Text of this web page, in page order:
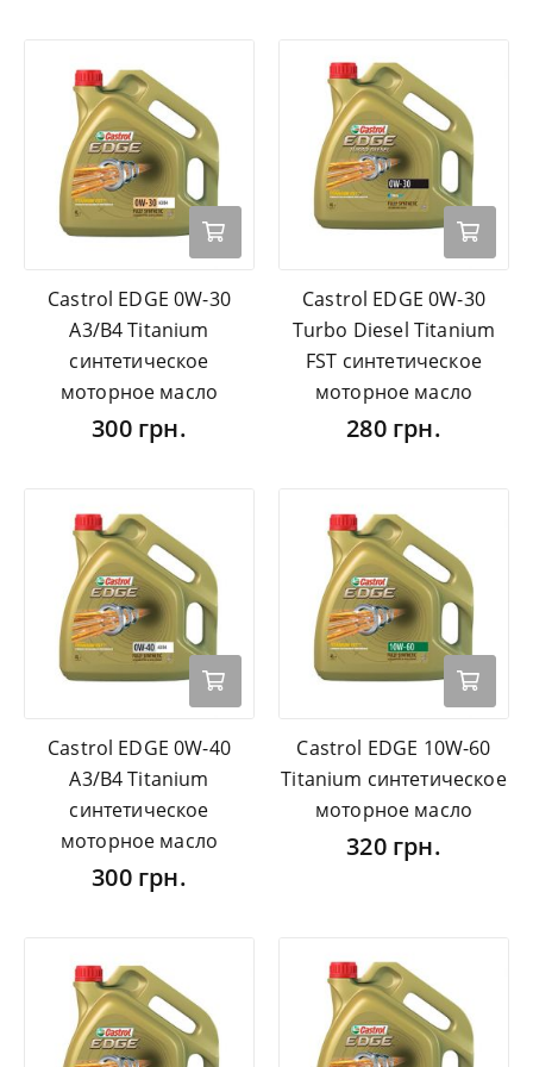
Castrol EDGE 0W-30
A3/B4 Titanium
синтетическое
моторное масло
300 грн.
Castrol EDGE 0W-30
Turbo Diesel Titanium
FST синтетическое
моторное масло
280 грн.
Castrol EDGE 0W-40
A3/B4 Titanium
синтетическое
моторное масло
300 грн.
Castrol EDGE 10W-60
Titanium синтетическое
моторное масло
320 грн.